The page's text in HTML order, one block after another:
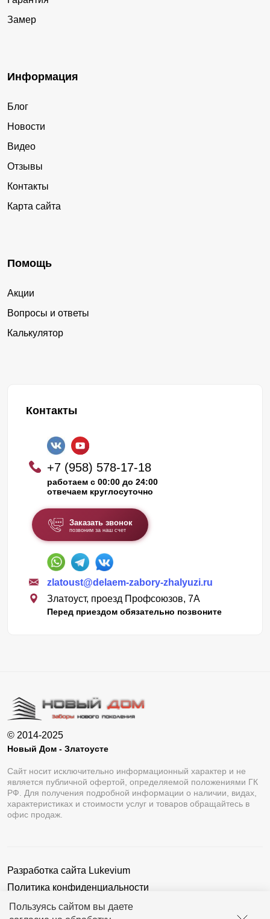
Пользуясь сайтом вы даете
Замер
Информация
Блог
Новости
Видео
Отзывы
Контакты
Карта сайта
Помощь
Акции
Вопросы и ответы
Калькулятор
Контакты
+7 (958) 578-17-18
работаем с 00:00 до 24:00
отвечаем круглосуточно
Заказать звонок
позвоним за наш счет
zlatoust@delaem-zabory-zhalyuzi.ru
Златоуст, проезд Профсоюзов, 7А
Перед приездом обязательно позвоните
© 2014-2025
Новый Дом - Златоусте
Сайт носит исключительно информационный характер и не
является публичной офертой, определяемой положениями ГК
РФ. Для получения подробной информации о наличии, видах,
характеристиках и стоимости услуг и товаров обращайтесь в
офис продаж.
Разработка сайта Lukevium
Политика конфиденциальности
Пользовательское соглашение